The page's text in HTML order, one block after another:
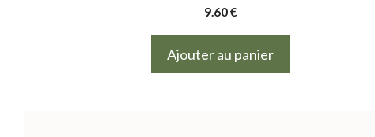
9.60€
Ajouter au panier